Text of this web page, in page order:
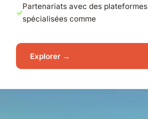
Partenariats avec des plateformes
spécialisées comme
Explorer →